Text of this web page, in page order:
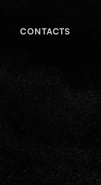
CONTACTS